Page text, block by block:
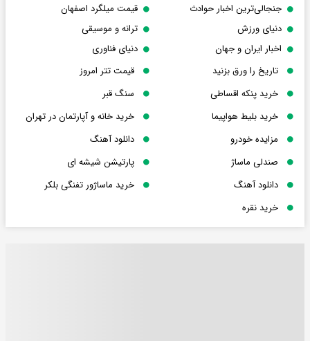
جنجالی‌ترین اخبار حوادث
قیمت میلگرد اصفهان
دنیای ورزش
ترانه و موسیقی
اخبار ایران و جهان
دنیای فناوری
تاریخ را ورق بزنید
قیمت تتر امروز
خرید پنکه اقساطی
سنگ قبر
خرید بلیط هواپیما
خرید خانه و آپارتمان در تهران
مزایده خودرو
دانلود آهنگ
صندلی ماساژ
پارتیشن شیشه ای
دانلود آهنگ
خرید ماساژور تفنگی بلکر
خرید نقره